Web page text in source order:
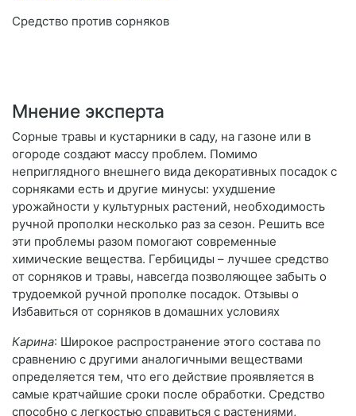
Средство против сорняков
Мнение эксперта
Сорные травы и кустарники в саду, на газоне или в
огороде создают массу проблем. Помимо
неприглядного внешнего вида декоративных посадок с
сорняками есть и другие минусы: ухудшение
урожайности у культурных растений, необходимость
ручной прополки несколько раз за сезон. Решить все
эти проблемы разом помогают современные
химические вещества. Гербициды – лучшее средство
от сорняков и травы, навсегда позволяющее забыть о
трудоемкой ручной прополке посадок. Отзывы о
Избавиться от сорняков в домашних условиях
Карина: Широкое распространение этого состава по
сравнению с другими аналогичными веществами
определяется тем, что его действие проявляется в
самые кратчайшие сроки после обработки. Средство
способно с легкостью справиться с растениями,